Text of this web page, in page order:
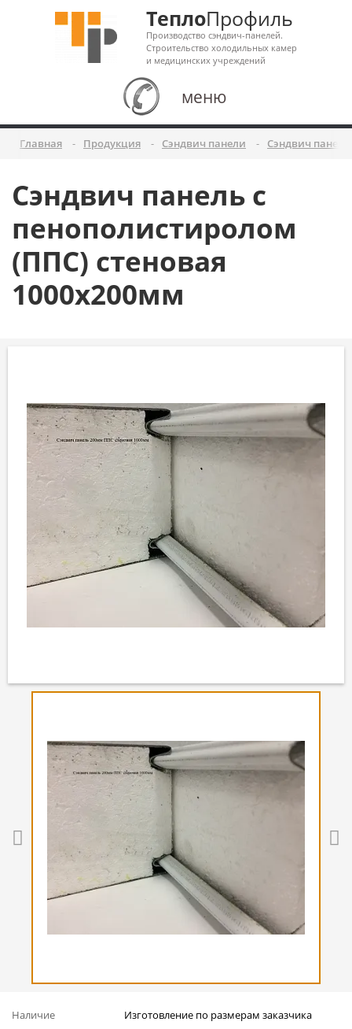
ТеплоПрофиль
Производство сэндвич-панелей.
Строительство холодильных камер
и медицинских учреждений
меню
Главная Продукция Сэндвич панели Сэндвич
Сэндвич панель с
пенополистиролом
(ППС) стеновая
1000x200мм
Наличие Изготовление по размерам заказчика